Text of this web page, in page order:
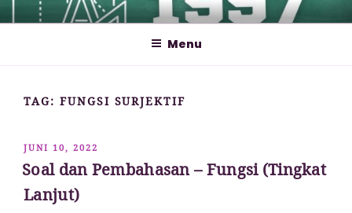
Lompat
ke MATHCYBER1997
God used beautiful mathematics in creating the world – Paul
Menu
TAG: FUNGSI SURJEKTIF
DIPOSKAN
PADA
JUNI 10, 2022
Soal dan Pembahasan – Fungsi (Tingkat
Lanjut)